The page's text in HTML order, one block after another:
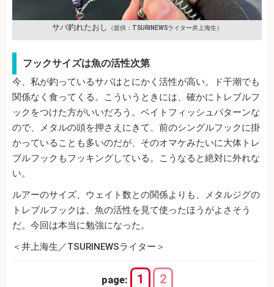
サバ釣れたおし （提供：TSURINEWSライター井上海生）
フックサイズは魚の活性次第
今、私が釣っているサバはとにかく活性が高い。ド干潮でも
関係なく食ってくる。こういうときには、確かにトレブルフ
ックをつけた方がいいだろう。ベイトフィッシュパターンな
ので、メタルの頭を押さえにきて、前のシングルフックに掛
かっていることも多いのだが、そのオマケみたいに大体トレ
ブルフックもフッキングしている。こうなると絶対に外れな
い。
ルアーのサイズ、ウェイト数との関係よりも、メタルジグの
トレブルフックは、魚の活性を見て使ったほうがよさそう
だ。今回は本当に勉強になった。
＜井上海生／TSURINEWSライター＞
page: 1 2